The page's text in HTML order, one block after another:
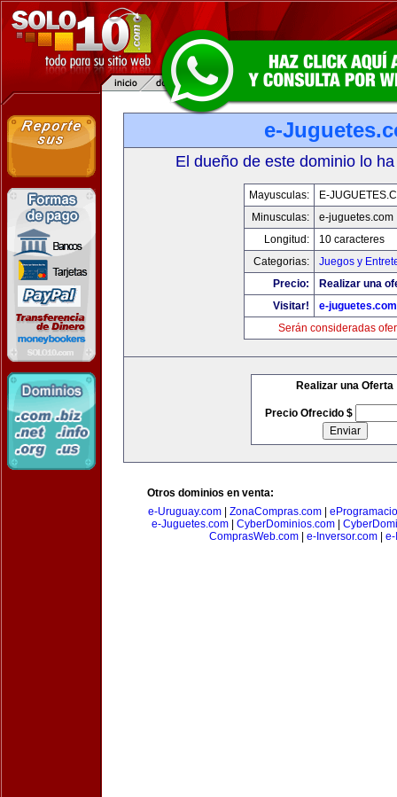
e-
El dueño de este dominio lo
Mayusculas:
E-
Minusculas:
e-juguetes.com
Longitud:
10 caracteres
Categorias:
Juegos y
Precio:
Realizar una
Visitar!
e-juguetes.com
Serán consideradas
Realizar una Oferta
Precio Ofrecido $
Otros dominios en venta:
e-Uruguay.com
ZonaCompras.com
e-Juguetes.com| CyberDominios.com|
ComprasWeb.com
e-Inversor.com e-